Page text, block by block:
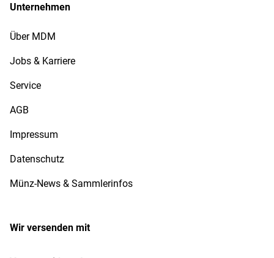
Unternehmen
Über MDM
Jobs & Karriere
Service
AGB
Impressum
Datenschutz
Münz-News & Sammlerinfos
Wir versenden mit